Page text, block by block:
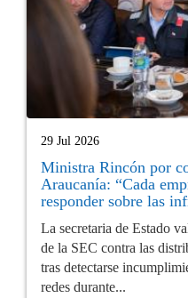
29 Jul 2026
Ministra Rincón por
Araucanía: “Cada
responder sobre las
La secretaria de Estado
de la SEC contra las
tras detectarse
redes durante...